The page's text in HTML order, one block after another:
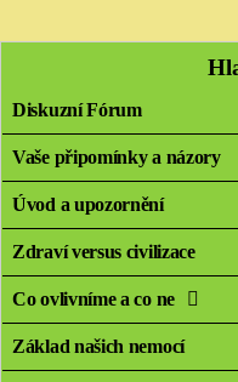
Diskuzní Fórum
Vaše připomínky a názory
Úvod a upozornění
Zdraví versus civilizace
Co ovlivníme a co ne
Základ našich nemocí